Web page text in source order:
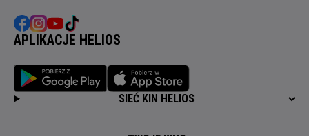
APLIKACJE HELIOS
SIEĆ KIN HELIOS